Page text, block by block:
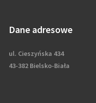
Dane adresowe
ul. Cieszyńska 434
43-382 Bielsko-Biała